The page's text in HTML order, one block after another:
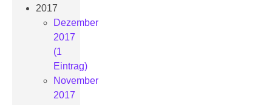
2017
Dezember
2017
(1
Eintrag)
November
2017